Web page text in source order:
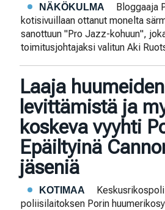
NÄKÖKULMA
Bloggaaja
kotisivuillaan ottanut monelta
sanottuun "Pro Jazz-kohuun",
toimitusjohtajaksi valitun Aki
Laaja huumeiden
levittämistä ja
koskeva vyyhti
Epäiltyinä
jäseniä
KOTIMAA
poliisilaitoksen Porin